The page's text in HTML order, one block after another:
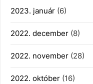
2023. január (6)
2022. december (8)
2022. november (28)
2022. október (16)